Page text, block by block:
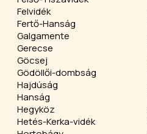
Felvidék
Fertő-Hanság
Galgamente
Gerecse
Göcsej
Gödöllői-dombság
Hajdúság
Hanság
Hegyköz
Hetés-Kerka-vidék